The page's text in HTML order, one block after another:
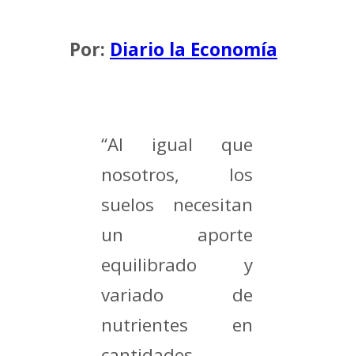
Por: Diario la Economía
“Al igual que
nosotros, los
suelos necesitan
un aporte
equilibrado y
variado de
nutrientes en